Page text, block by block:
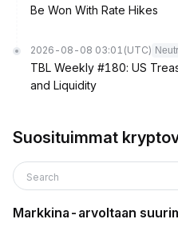
Be Won With Rate Hikes
2026-08-08 03:01 (UTC)
TBL Weekly #180: US
and Liquidity
Suosituimmat
Search
Markkina-arvoltaan